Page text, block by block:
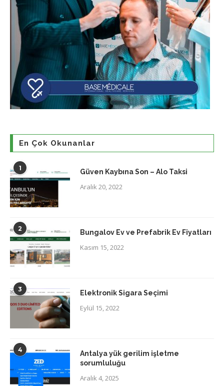
En Çok Okunanlar
1 Güven Kaybına Son – Alo Taksi
Aralık 20, 2022
2 Bungalov Ev ve Prefabrik Ev Fiyatları
Kasım 15, 2022
3 Elektronik Sigara Seçimi
Eylül 15, 2022
4
Antalya yük gerilim işletme
sorumluluğu
Aralık 4, 2025